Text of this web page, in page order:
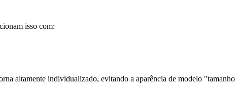
isso com:
altamente individualizado, evitando a aparência de modelo "tamanho